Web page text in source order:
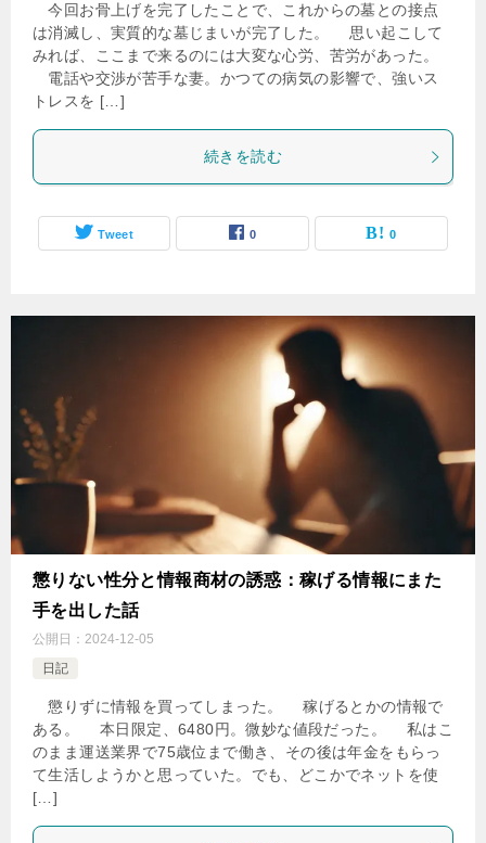
今回お骨上げを完了したことで、これからの墓との接点
は消滅し、実質的な墓じまいが完了した。 思い起こして
みれば、ここまで来るのには大変な心労、苦労があった。
電話や交渉が苦手な妻。かつての病気の影響で、強いス
トレスを […]
続きを読む
Tweet 0 0
懲りない性分と情報商材の誘惑：稼げる情報にまた
手を出した話
公開日： 2024-12-05
日記
懲りずに情報を買ってしまった。 稼げるとかの情報で
ある。 本日限定、6480円。微妙な値段だった。 私はこ
のまま運送業界で75歳位まで働き、その後は年金をもらっ
て生活しようかと思っていた。でも、どこかでネットを使
[…]